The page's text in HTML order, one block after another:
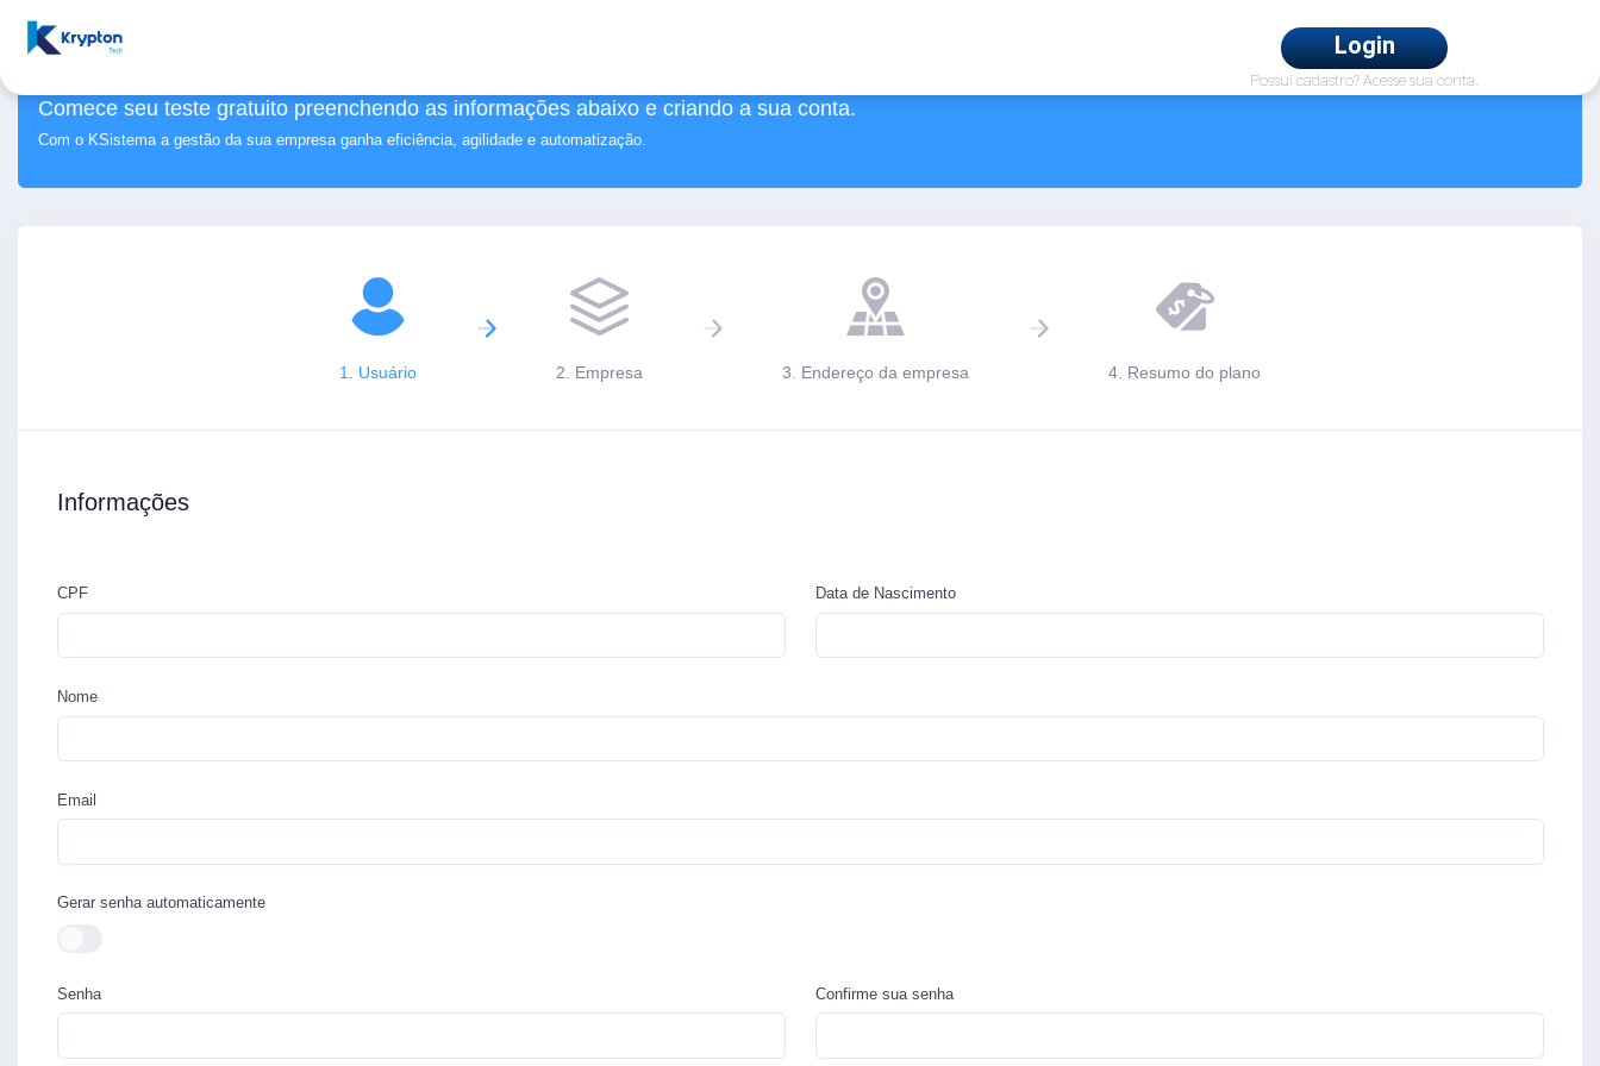
Possui cadastro? Acesse sua conta.
Login
Comece seu teste gratuito preenchendo as informações abaixo e criando a sua conta.
Com o KSistema a gestão da sua empresa ganha eficiência, agilidade e automatização.
1. Usuário 2. Empresa 3. Endereço da empresa 4. Resumo do plano
Informações
CPF Data de Nascimento
Nome
Email
Gerar senha automaticamente
Senha Confirme sua senha